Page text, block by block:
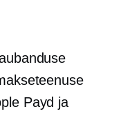
Payd ja